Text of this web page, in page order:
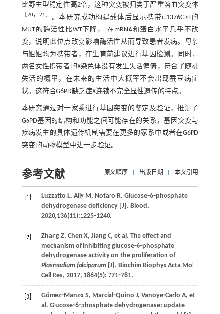
比野生型稳定性高2倍，这种突变被归类于严重溶血突变体
［20，21］ 。本研究成功构建载体后显示携带c.1376G>T的
MUT的酶活性比WT下降， 在mRNA和蛋白水平几乎不改
变，说明此位点改变影响酶活性从而导致患者发病。母亲
与姐姐均为携带者，在生育前建议进行基因检测。同时，
两名女性携带者的X染色体没有发生失活偏倚，符合了随机
失活的概率，在未来的生活中大概率不会出现蚕豆病症
状。这符合G6PD缺乏症X连锁不完全显性遗传的特点。
本研究通过对一家系进行基因突变的鉴定及验证，推测了
G6PD基因的结构和功能之间可能存在的关系，基因突变与
疾病发生的具体遗传机制需要在更多的家系中或者在G6PD
突变的动物模型中进一步验证。
参考文献 原文顺序 出版日期 本文引用
[1] Luzzatto L, Ally M, Notaro R. Glucose⁃6⁃phosphate
dehydrogenase deficiency [J]. Blood ,
2020,136(11):1225⁃1240.
[2] Zhang Z, Chen X, Jiang C, et al . The effect and
mechanism of inhibiting glucose⁃6⁃phosphate
dehydrogenase activity on the proliferation of
Plasmodium falciparum[J]. Biochim Biophys Acta Mol
Cell Res, 2017, 1864(5): 771⁃781.
[3] Gómez⁃Manzo S, Marcial⁃Quino J, Vanoye⁃Carlo A, et
al . Glucose⁃6⁃phosphate dehydrogenase: update